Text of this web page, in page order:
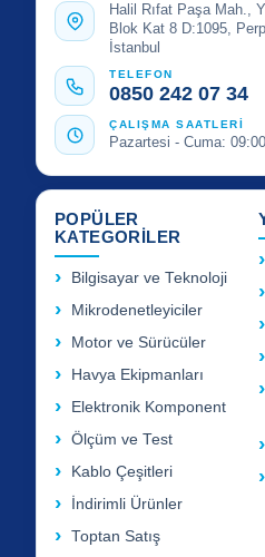
Halil Rıfat Paşa Mah.,
Blok Kat 8 D:1095,
İstanbul
TELEFON
0850 242 07 34
ÇALIŞMA SAATLERİ
Pazartesi - Cuma:
POPÜLER
KATEGORİLER
Bilgisayar ve Teknoloji
Mikrodenetleyiciler
Motor ve Sürücüler
Havya Ekipmanları
Elektronik Komponent
Ölçüm ve Test
Kablo Çeşitleri
İndirimli Ürünler
Toptan Satış